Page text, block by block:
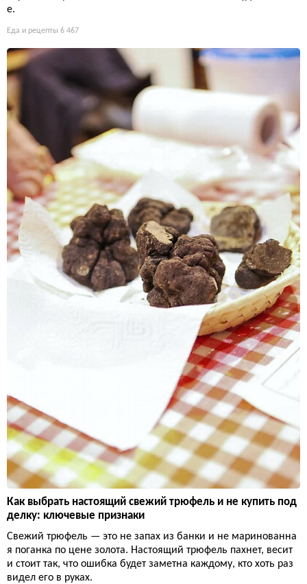
е.
Еда и рецепты 6 467
Как выбрать настоящий свежий трюфель и не купить под
делку: ключевые признаки
Свежий трюфель — это не запах из банки и не маринованна
я поганка по цене золота. Настоящий трюфель пахнет, весит
и стоит так, что ошибка будет заметна каждому, кто хоть раз
видел его в руках.